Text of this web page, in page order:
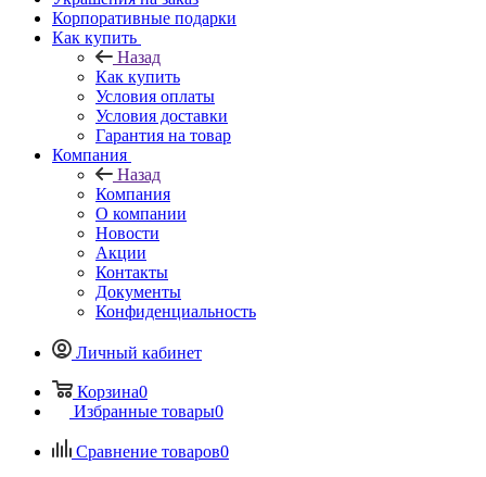
Корпоративные подарки
Как купить
Назад
Как купить
Условия оплаты
Условия доставки
Гарантия на товар
Компания
Назад
Компания
О компании
Новости
Акции
Контакты
Документы
Конфиденциальность
Личный кабинет
Корзина0
Избранные товары0
Сравнение товаров0